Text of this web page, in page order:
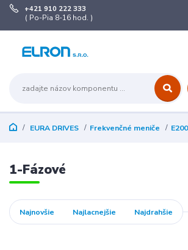
+421 910 222 333
( Po-Pia 8-16 hod. )
EURA DRIVES Frekvenčné meniče
1-Fázové
Najnovšie Najlacnejšie Najdrahšie